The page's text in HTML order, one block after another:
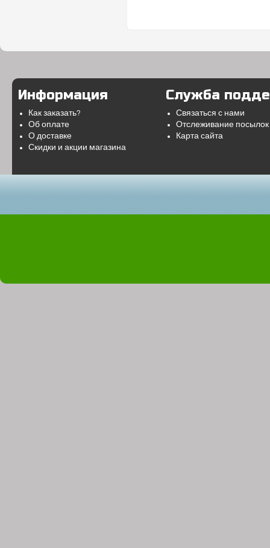
Информация
Как заказать?
Об оплате
О доставке
Скидки и акции магазина
Служба
Связаться с нами
Отслеживание посылок
Карта сайта